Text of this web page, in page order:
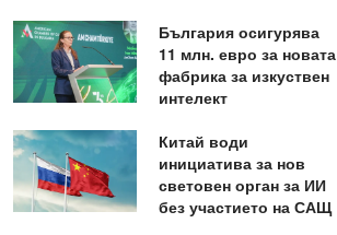
България осигурява
11 млн. евро за новата
фабрика за изкуствен
интелект
Китай води
инициатива за нов
световен орган за ИИ
без участието на САЩ